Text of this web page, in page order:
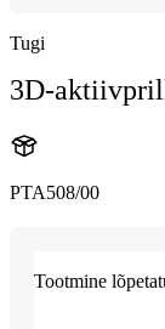
Tugi
3D-
PTA508/00
Tootmine